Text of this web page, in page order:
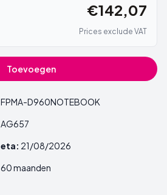
€142,07
Prices exclude VAT
Toevoegen
FPMA-D960NOTEBOOK
AG657
eta: 21/08/2026
60 maanden